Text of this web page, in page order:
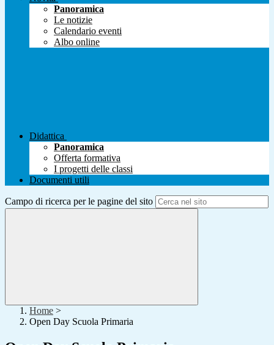
Panoramica
Le notizie
Calendario eventi
Albo online
Didattica
Panoramica
Offerta formativa
I progetti delle classi
Documenti utili
Campo di ricerca per le pagine del sito
Home >
Open Day Scuola Primaria